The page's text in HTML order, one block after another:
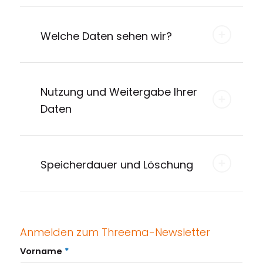
Laden Sie die App auf Ihr Smartphone, Tablet oder
Starten Sie die App.
Kontakt hinzufügen
Öffnen Sie die Kontaktliste, suchen Sie unter
Registrierung starten
Welche Daten sehen wir?
Nutzung und Weitergabe Ihrer
Daten
Speicherdauer und Löschung
Anmelden zum Threema-Newsletter
Vorname *